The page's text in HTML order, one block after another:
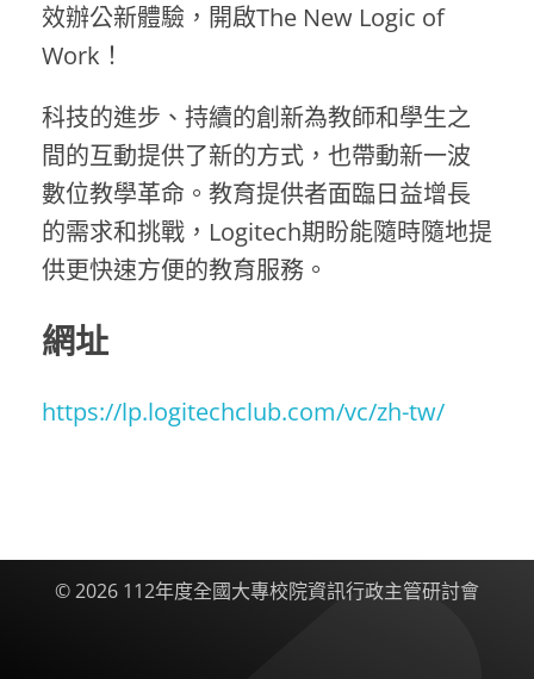
效辦公新體驗，開啟The New Logic of
Work！
科技的進步、持續的創新為教師和學生之
間的互動提供了新的方式，也帶動新一波
數位教學革命。教育提供者面臨日益增長
的需求和挑戰，Logitech期盼能隨時隨地提
供更快速方便的教育服務。
網址
https://lp.logitechclub.com/vc/zh-tw/
© 2026 112年度全國大專校院資訊行政主管研討會